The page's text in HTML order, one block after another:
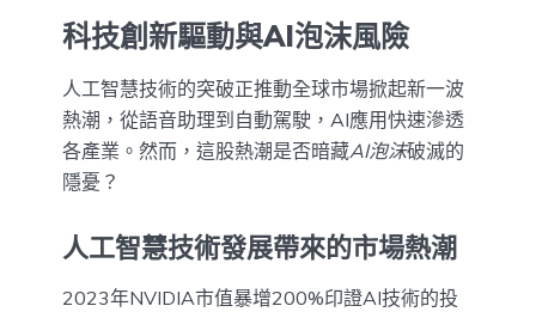
科技創新驅動與AI泡沫風險
人工智慧技術的突破正推動全球市場掀起新一波
熱潮，從語音助理到自動駕駛，AI應用快速滲透
各產業。然而，這股熱潮是否暗藏AI泡沫破滅的
隱憂？
人工智慧技術發展帶來的市場熱潮
2023年NVIDIA市值暴增200%印證AI技術的投